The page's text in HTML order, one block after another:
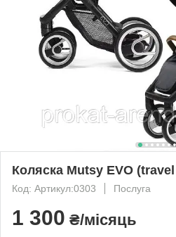
Коляска Mutsy EVO
Код: Артикул:0303 Послуга
1 300 ₴/місяць